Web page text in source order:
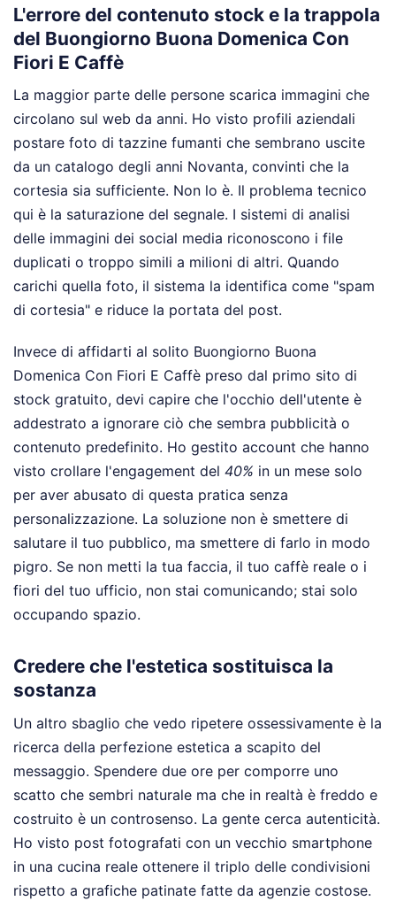
L'errore del contenuto stock e la trappola
del Buongiorno Buona Domenica Con
Fiori E Caffè
La maggior parte delle persone scarica immagini che
circolano sul web da anni. Ho visto profili aziendali
postare foto di tazzine fumanti che sembrano uscite
da un catalogo degli anni Novanta, convinti che la
cortesia sia sufficiente. Non lo è. Il problema tecnico
qui è la saturazione del segnale. I sistemi di analisi
delle immagini dei social media riconoscono i file
duplicati o troppo simili a milioni di altri. Quando
carichi quella foto, il sistema la identifica come "spam
di cortesia" e riduce la portata del post.
Invece di affidarti al solito Buongiorno Buona
Domenica Con Fiori E Caffè preso dal primo sito di
stock gratuito, devi capire che l'occhio dell'utente è
addestrato a ignorare ciò che sembra pubblicità o
contenuto predefinito. Ho gestito account che hanno
visto crollare l'engagement del 40% in un mese solo
per aver abusato di questa pratica senza
personalizzazione. La soluzione non è smettere di
salutare il tuo pubblico, ma smettere di farlo in modo
pigro. Se non metti la tua faccia, il tuo caffè reale o i
fiori del tuo ufficio, non stai comunicando; stai solo
occupando spazio.
Credere che l'estetica sostituisca la
sostanza
Un altro sbaglio che vedo ripetere ossessivamente è la
ricerca della perfezione estetica a scapito del
messaggio. Spendere due ore per comporre uno
scatto che sembri naturale ma che in realtà è freddo e
costruito è un controsenso. La gente cerca autenticità.
Ho visto post fotografati con un vecchio smartphone
in una cucina reale ottenere il triplo delle condivisioni
rispetto a grafiche patinate fatte da agenzie costose.